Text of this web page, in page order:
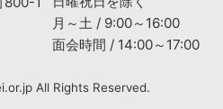
月～土 / 9:00～16:00
面会時間 / 14:00～17:00
All Rights Reserved.